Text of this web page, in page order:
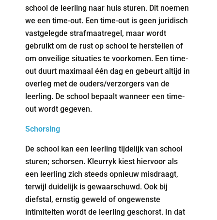
school de leerling naar huis sturen. Dit noemen
we een time-out. Een time-out is geen juridisch
vastgelegde strafmaatregel, maar wordt
gebruikt om de rust op school te herstellen of
om onveilige situaties te voorkomen. Een time-
out duurt maximaal één dag en gebeurt altijd in
overleg met de ouders/verzorgers van de
leerling. De school bepaalt wanneer een time-
out wordt gegeven.
Schorsing
De school kan een leerling tijdelijk van school
sturen; schorsen. Kleurryk kiest hiervoor als
een leerling zich steeds opnieuw misdraagt,
terwijl duidelijk is gewaarschuwd. Ook bij
diefstal, ernstig geweld of ongewenste
intimiteiten wordt de leerling geschorst. In dat